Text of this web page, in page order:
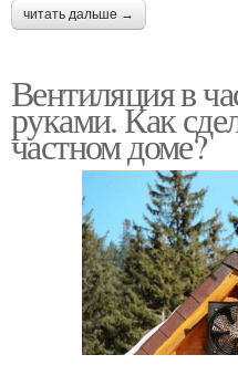
читать дальше →
Вентиляция в
руками. Как
частном доме?